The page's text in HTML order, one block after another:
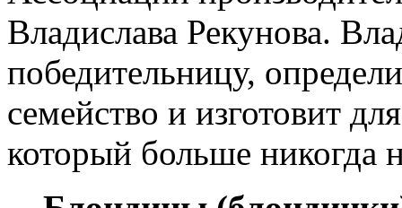
Владислава Рекунова.
победительницу,
семейство и изготовит
который больше никогда